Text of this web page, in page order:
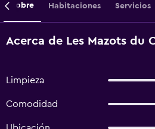
Sobre Habitaciones Servicios
Acerca de Les Mazots du
Limpieza
Comodidad